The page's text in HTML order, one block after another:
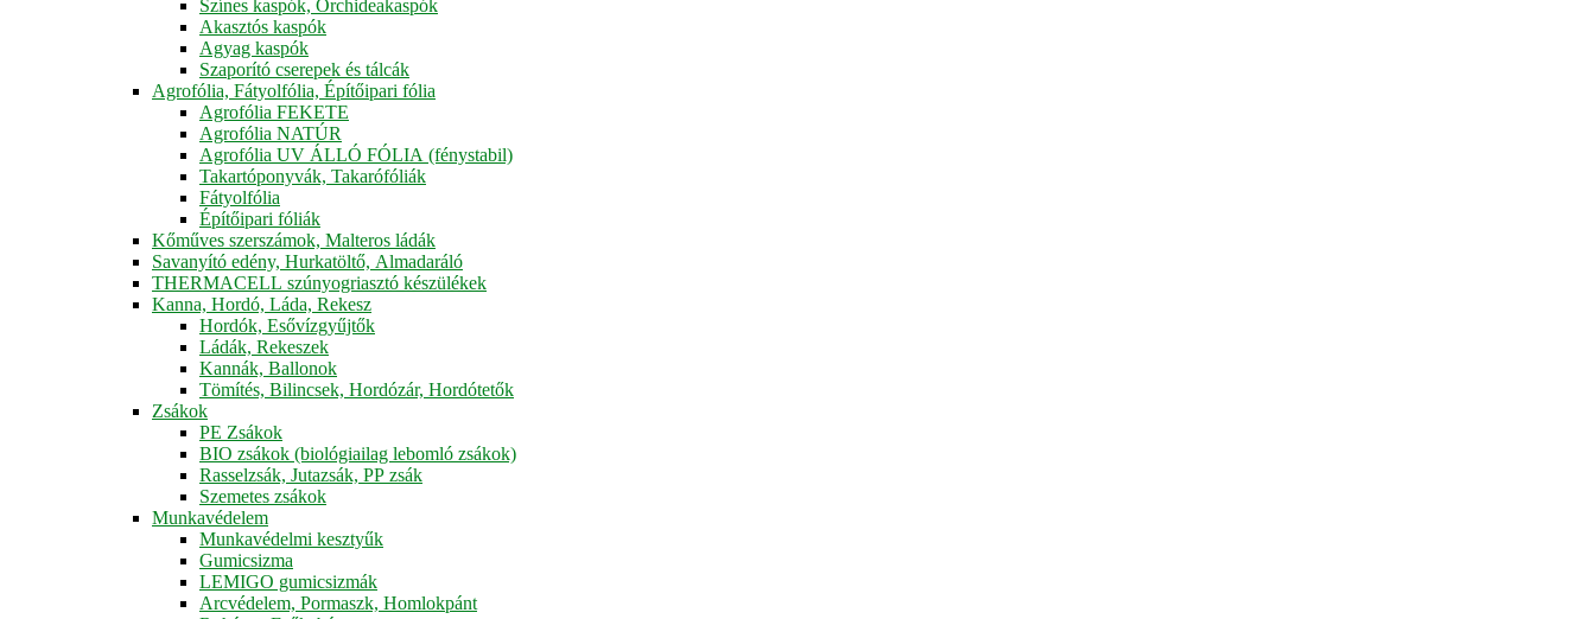
Színes kaspók, Orchideakaspók
Akasztós kaspók
Agyag kaspók
Szaporító cserepek és tálcák
Agrofólia, Fátyolfólia, Építőipari fólia
Agrofólia FEKETE
Agrofólia NATÚR
Agrofólia UV ÁLLÓ FÓLIA (fénystabil)
Takartóponyvák, Takarófóliák
Fátyolfólia
Építőipari fóliák
Kőműves szerszámok, Malteros ládák
Savanyító edény, Hurkatöltő, Almadaráló
THERMACELL szúnyogriasztó készülékek
Kanna, Hordó, Láda, Rekesz
Hordók, Esővízgyűjtők
Ládák, Rekeszek
Kannák, Ballonok
Tömítés, Bilincsek, Hordózár, Hordótetők
Zsákok
PE Zsákok
BIO zsákok (biológiailag lebomló zsákok)
Rasselzsák, Jutazsák, PP zsák
Szemetes zsákok
Munkavédelem
Munkavédelmi kesztyűk
Gumicsizma
LEMIGO gumicsizmák
Arcvédelem, Pormaszk, Homlokpánt